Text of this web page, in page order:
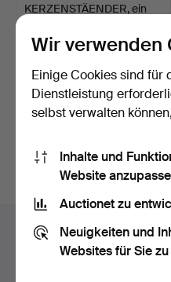
KERZENSTÄENDER, ein
6 Tage
85 USD
Suche speichern
Sie können auch in
Archiv
suchen.
Objekte in Schweden
Hier sehen sie nur
Wir verwenden
Einige Cookies sind für
Dienstleistung
selbst verwalten
Inhalte und
Website
Auctionet zu
Neuigkeiten und
Websites für Sie